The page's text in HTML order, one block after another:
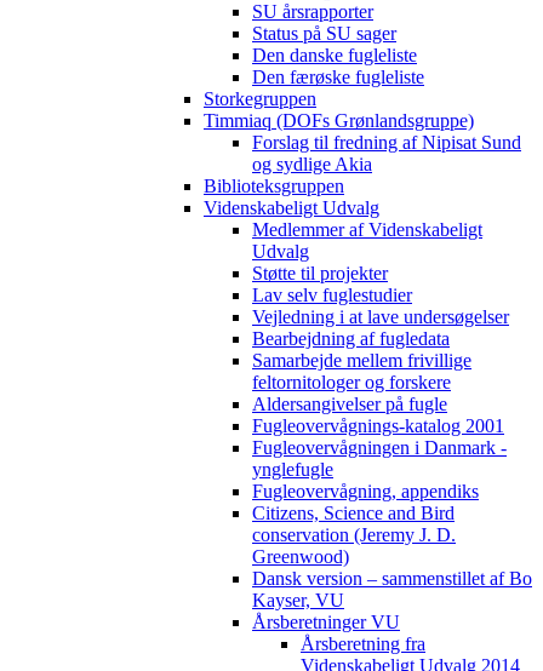
SU årsrapporter
Status på SU sager
Den danske fugleliste
Den færøske fugleliste
Storkegruppen
Timmiaq (DOFs Grønlandsgruppe)
Forslag til fredning af Nipisat Sund
og sydlige Akia
Biblioteksgruppen
Videnskabeligt Udvalg
Medlemmer af Videnskabeligt
Udvalg
Støtte til projekter
Lav selv fuglestudier
Vejledning i at lave undersøgelser
Bearbejdning af fugledata
Samarbejde mellem frivillige
feltornitologer og forskere
Aldersangivelser på fugle
Fugleovervågnings-katalog 2001
Fugleovervågningen i Danmark -
ynglefugle
Fugleovervågning, appendiks
Citizens, Science and Bird
conservation (Jeremy J. D.
Greenwood)
Dansk version – sammenstillet af Bo
Kayser, VU
Årsberetninger VU
Årsberetning fra
Videnskabeligt Udvalg 2014